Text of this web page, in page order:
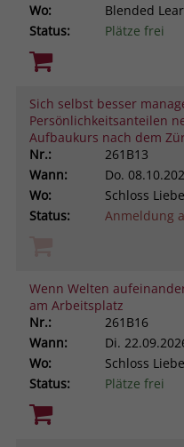
Wo:
Blended
Status:
Plätze frei
Sich selbst besser
Persönlichkeitsanteilen
Aufbaukurs nach dem
Nr.:
261B13
Wann:
Do.
Wo:
Schloss
Status:
Anmeldung
Wenn Welten
am Arbeitsplatz
Nr.:
261B16
Wann:
Di.
Wo:
Schloss
Status:
Plätze frei